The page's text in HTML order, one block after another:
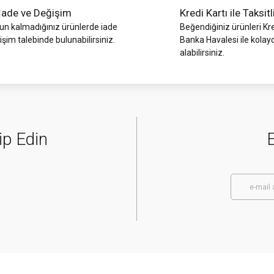
ve Değişim
kalmadığınız ürünlerde iade
talebinde bulunabilirsiniz.
Kredi Kartı ile
Beğendiğiniz ürünleri
Banka Havalesi ile
alabilirsiniz.
Edin